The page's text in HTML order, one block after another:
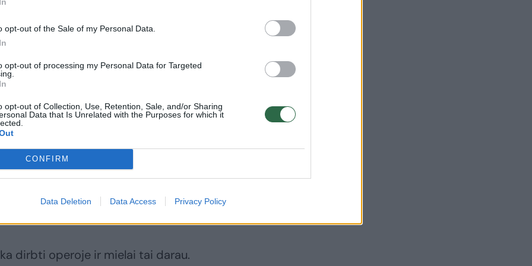
opt-out of the Sale of my Personal Data.
opt-out of processing my Personal Data for Targeted
opt-out of Collection, Use, Retention, Sale, and/or Sharing
Data that Is Unrelated with the Purposes for which it
CONFIRM
Data Deletion Data Access Privacy Policy
premjerinio spektaklio scenografiją.
erdvėje – dirbtuvėse. Būtent čia tikriausiai ir
ir grybaujant. Ši vieta – labiau idėjoms įkūnyti.
laiko praleidžiama čia.
teatrais, nemažai scenografijų sukūrėte ir
santykis su operos žanru?
dirbti operoje ir mielai tai darau.